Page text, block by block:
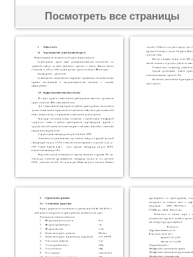
Посмотреть все страницы